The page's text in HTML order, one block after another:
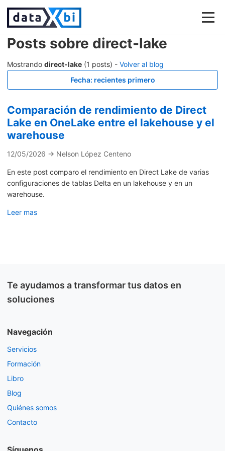
Posts sobre direct-lake
Mostrando direct-lake (1 posts) - Volver al blog
Fecha: recientes primero
Comparación de rendimiento de Direct
Lake en OneLake entre el lakehouse y el
warehouse
12/05/2026 → Nelson López Centeno
En este post comparo el rendimiento en Direct Lake de varias
configuraciones de tablas Delta en un lakehouse y en un
warehouse.
Leer mas
Te ayudamos a transformar tus datos en
soluciones
Navegación
Servicios
Formación
Libro
Blog
Quiénes somos
Contacto